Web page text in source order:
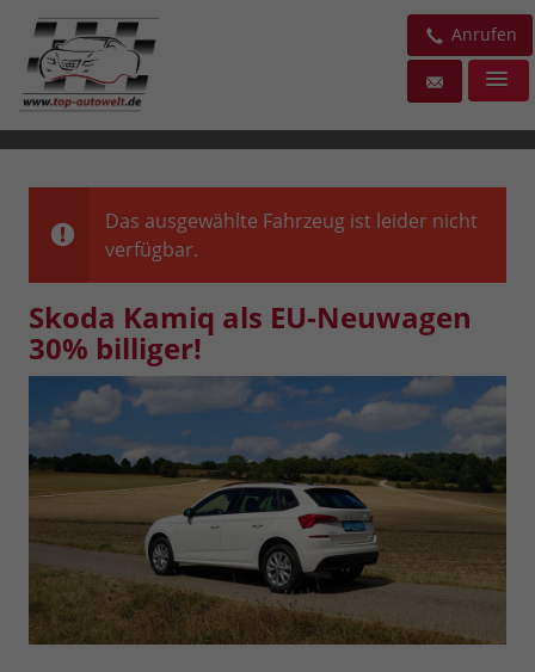
Anrufen
Das ausgewählte Fahrzeug ist leider nicht
verfügbar.
Skoda Kamiq als EU-Neuwagen
30% billiger!